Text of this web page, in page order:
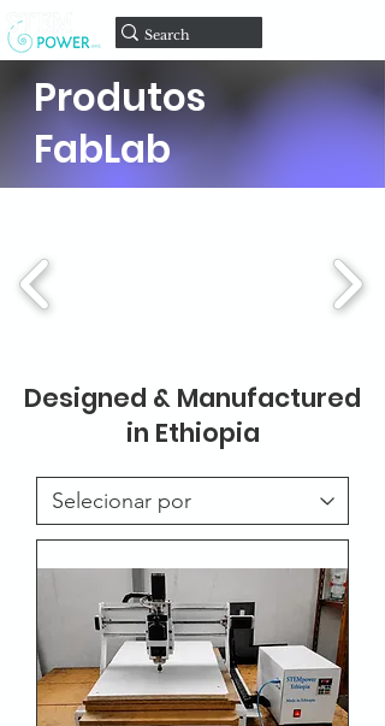
Produtos
FabLab
Designed & Manufactured
in Ethiopia